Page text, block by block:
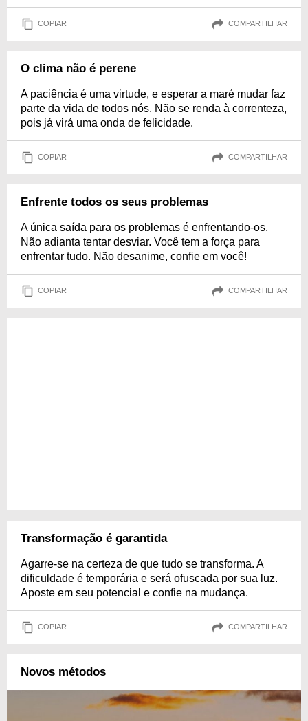
COPIAR COMPARTILHAR
O clima não é perene
A paciência é uma virtude, e esperar a maré mudar faz
parte da vida de todos nós. Não se renda à correnteza,
pois já virá uma onda de felicidade.
COPIAR COMPARTILHAR
Enfrente todos os seus problemas
A única saída para os problemas é enfrentando-os.
Não adianta tentar desviar. Você tem a força para
enfrentar tudo. Não desanime, confie em você!
COPIAR COMPARTILHAR
Transformação é garantida
Agarre-se na certeza de que tudo se transforma. A
dificuldade é temporária e será ofuscada por sua luz.
Aposte em seu potencial e confie na mudança.
COPIAR COMPARTILHAR
Novos métodos